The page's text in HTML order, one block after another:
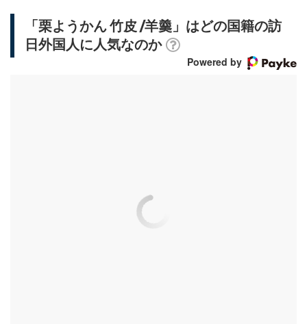
「栗ようかん 竹皮 /羊羹」はどの国籍の訪
日外国人に人気なのか
Powered by